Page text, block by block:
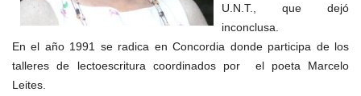
U.N.T., que dejó
inconclusa.
En el año 1991 se radica en Concordia donde participa de los
talleres de lectoescritura coordinados por el poeta Marcelo
Leites.